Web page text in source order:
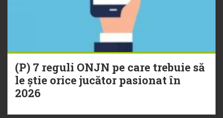
(P) 7 reguli ONJN pe care trebuie să
le știe orice jucător pasionat în
2026